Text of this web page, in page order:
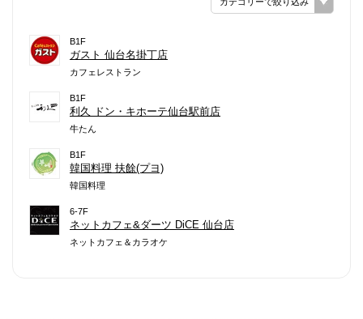
B1F
ガスト 仙台名掛丁店
カフェレストラン
B1F
利久 ドン・キホーテ仙台駅前店
牛たん
B1F
韓国料理 扶餘(プヨ)
韓国料理
6-7F
ネットカフェ&ダーツ DiCE 仙台店
ネットカフェ＆カラオケ